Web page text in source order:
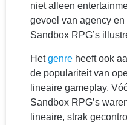
niet alleen
gevoel van agency
Sandbox RPG’s
Hetgenre heeft ook
de populariteit van
lineaire gameplay.
Sandbox RPG’s
lineaire, strak